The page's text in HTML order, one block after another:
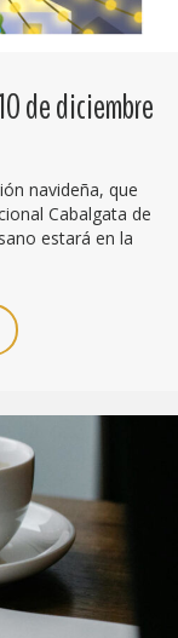
de diciembre
navideña, que
Cabalgata de
estará en la